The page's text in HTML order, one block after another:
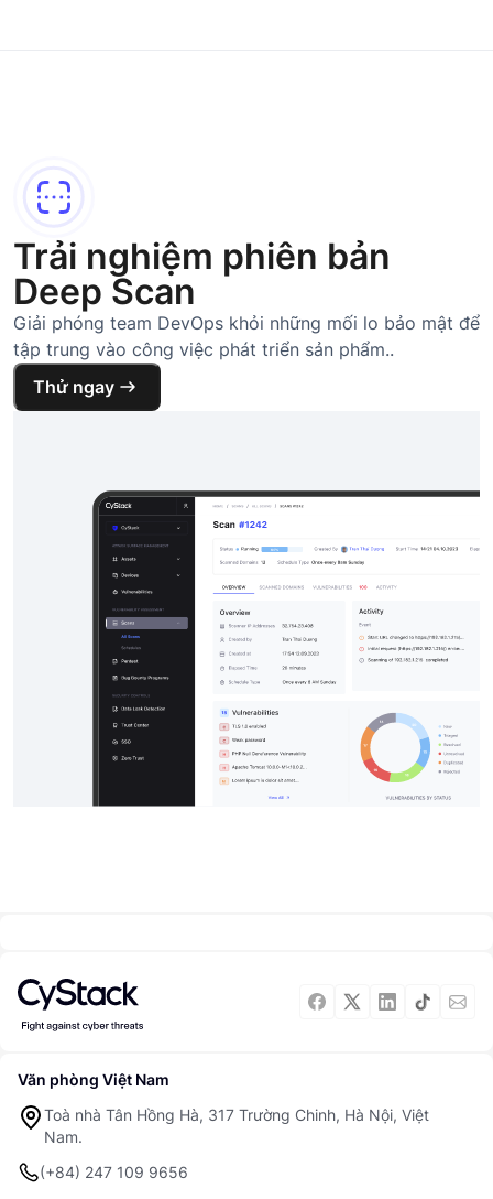
Trải nghiệm phiên bản
Deep Scan
Giải phóng team DevOps khỏi những mối lo bảo mật để
tập trung vào công việc phát triển sản phẩm..
Thử ngay
Văn phòng Việt Nam
Toà nhà Tân Hồng Hà, 317 Trường Chinh, Hà Nội, Việt
Nam.
(+84) 247 109 9656